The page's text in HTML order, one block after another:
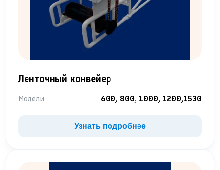
Ленточный конвейер
Модели 600, 800, 1000, 1200,1500
Узнать подробнее